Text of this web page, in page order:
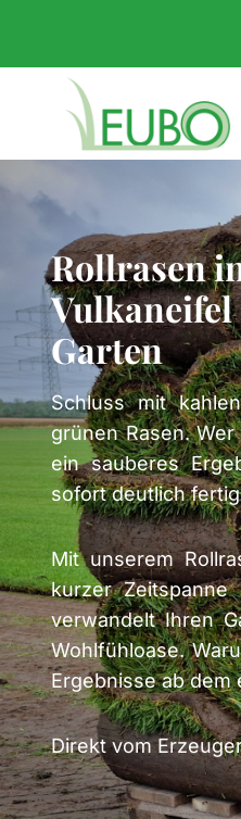
springen
Rollrasen
Garten
Schluss mit
grünen Rasen.
ein sauberes
sofort deutlich
Mit unserem
kurzer Zeitspanne
verwandelt Ihren
Wohlfühloase.
Ergebnisse ab dem
Direkt vom